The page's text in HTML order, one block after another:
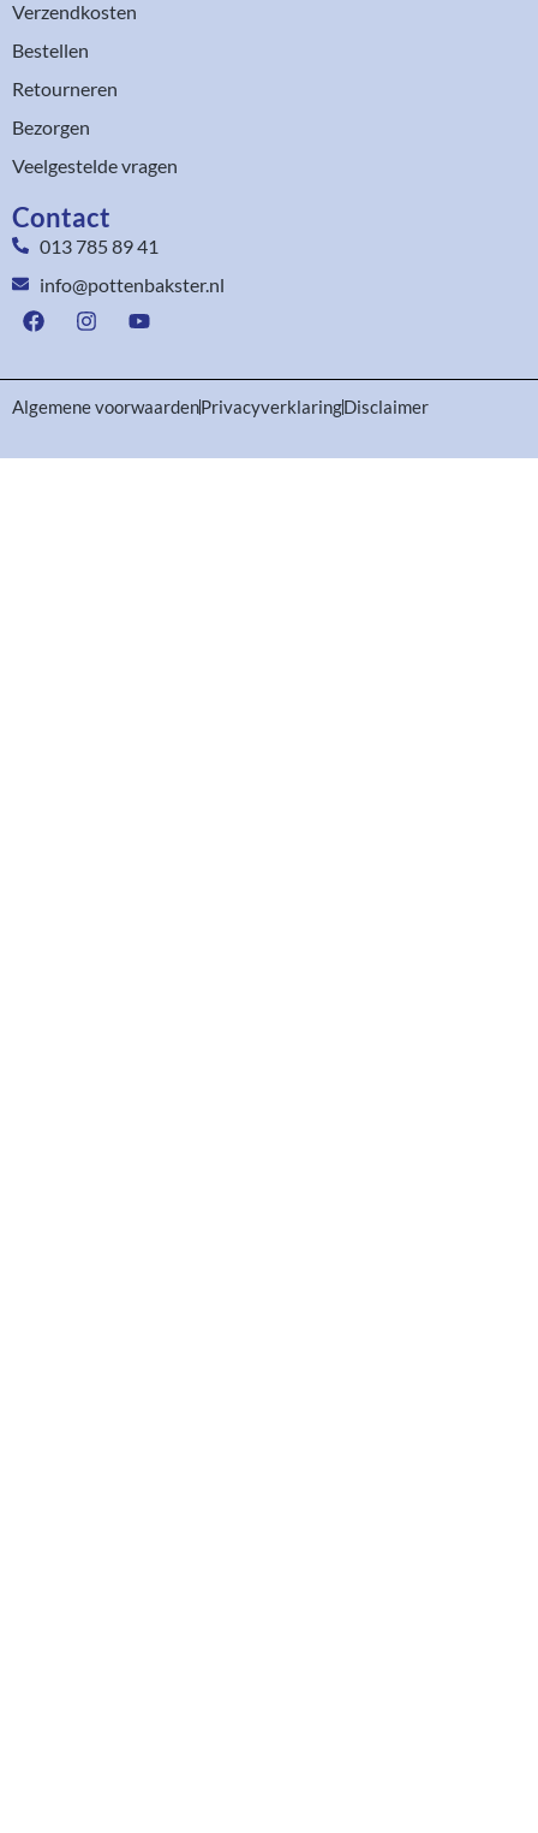
Verzendkosten
Bestellen
Retourneren
Bezorgen
Veelgestelde vragen
Contact
013 785 89 41
info@pottenbakster.nl
Algemene voorwaardenPrivacyverklaringDisclaimer